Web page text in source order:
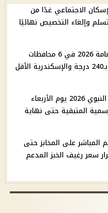
الاجتماعي غدًا من
وإلغاء التخصيص نهائيًا
تنسيق الثانوية العامة 2026 في 6 محافظات
والقليوبية الأعلى بـ240 درجة والإسكندرية الأقل
موعد إجازة المولد النبوي 2026 يوم الأربعاء
المتبقية حتى نهاية
المباشر على المخابز حتى
سعر رغيف الخبز المدعم